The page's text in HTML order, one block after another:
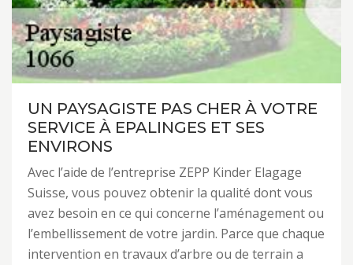
UN PAYSAGISTE PAS CHER À VOTRE
SERVICE À EPALINGES ET SES
ENVIRONS
Avec l’aide de l’entreprise ZEPP Kinder Elagage
Suisse, vous pouvez obtenir la qualité dont vous
avez besoin en ce qui concerne l’aménagement ou
l’embellissement de votre jardin. Parce que chaque
intervention en travaux d’arbre ou de terrain a